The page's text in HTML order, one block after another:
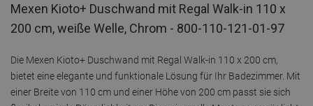
Mexen Kioto+ Duschwand mit Regal Walk-in 110 x
200 cm, weiße Welle, Chrom - 800-110-121-01-97
Die Mexen Kioto+ Duschwand mit Regal Walk-in 110 x 200 cm,
bietet eine elegante und funktionale Lösung für Ihr Badezimmer. Mit
einer Breite von 110 cm und einer Höhe von 200 cm passt sie sich